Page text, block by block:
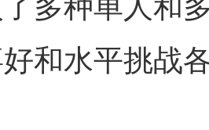
多种单人和
和水平挑战